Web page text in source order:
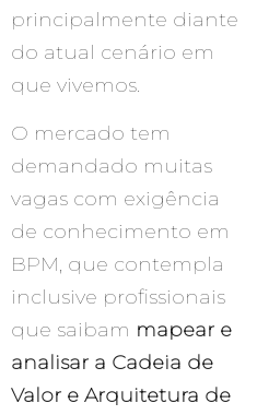
principalmente diante
do atual cenário em
que vivemos.
O mercado tem
demandado muitas
vagas com exigência
de conhecimento em
BPM, que contempla
inclusive profissionais
que saibam mapear e
analisar a Cadeia de
Valor e Arquitetura de